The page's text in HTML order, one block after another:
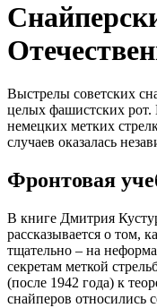
Выстрелы советских
целых фашистских рот.
немецких метких
случаев оказалась
Фронтовая
В книге Дмитрия
рассказывается о том,
тщательно – на
секретам меткой
(после 1942 года) к
снайперов относились